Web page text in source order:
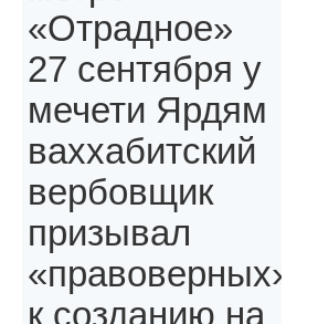
«Отрадное»
27 сентября у
мечети Ярдям
ваххабитский
вербовщик
призывал
«правоверных»,
к созданию на